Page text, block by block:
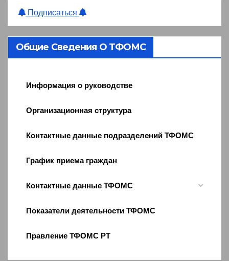
Подписаться
Общие Сведения О ТФОМС
Информация о руководстве
Организационная структура
Контактные данные подразделений ТФОМС
График приема граждан
Контактные данные ТФОМС
Показатели деятельности ТФОМС
Правление ТФОМС РТ